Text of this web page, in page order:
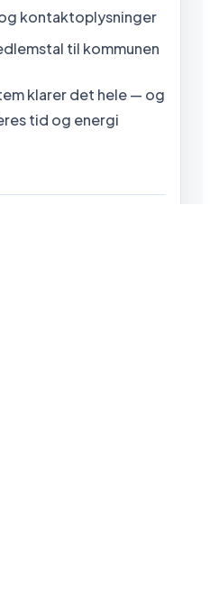
kontaktoplysninger
til kommunen
klarer det hele — og
tid og energi